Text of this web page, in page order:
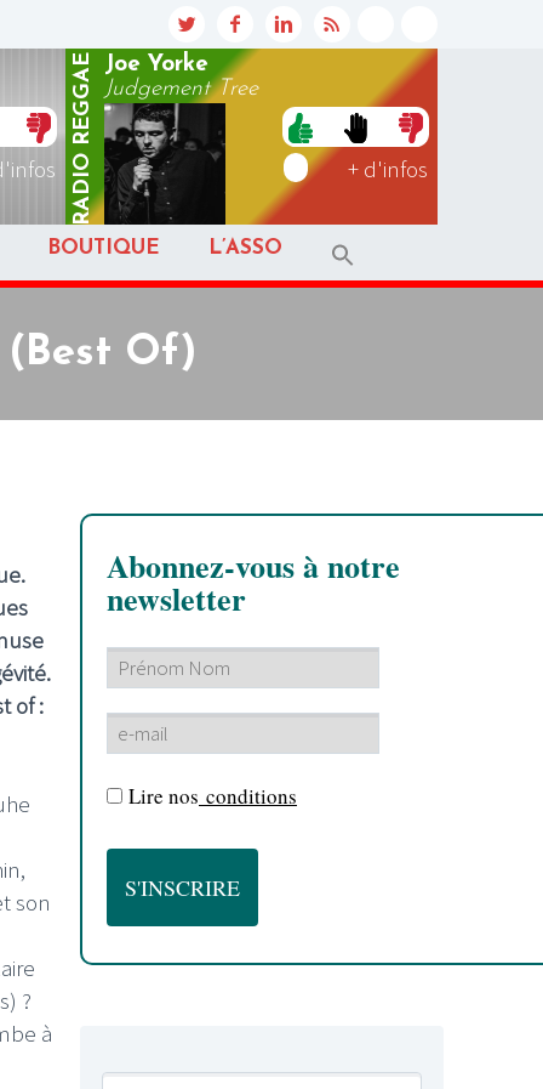
RADIO
REGGAE
Joe Yorke
Judgement Tree
+ d'infos
BOUTIQUE L’ASSO
Of)
of :
son
?
à
Abonnez-vous à notre
newsletter
Lire nos conditions